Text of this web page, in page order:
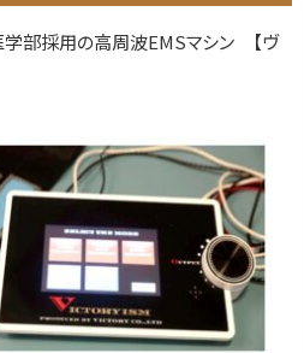
部採用の高周波EMSマシン 【ヴ